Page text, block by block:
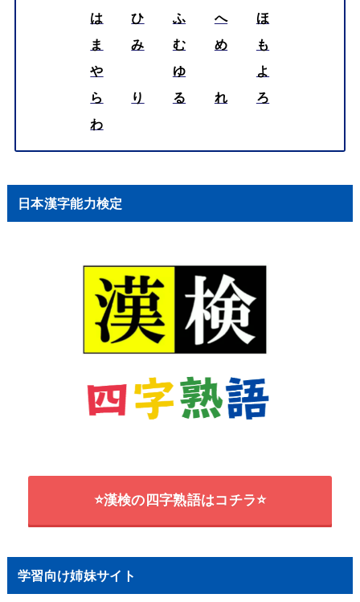
は
ひ ふ へ
ほ
ま
み む め
も
や
ゆ
よ
ら
り る れ
ろ
わ
日本漢字能力検定
⭐漢検の四字熟語はコチラ⭐
学習向け姉妹サイト